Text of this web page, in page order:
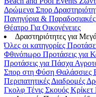
Δρώμενα Σπορ
Πανηγύρια &
Θέατρο Για Οικογένειες
Δραστηριότητες για
Όλες οι κατηγορίες
Φθινόπωρο Προτάσεις για
Προτάσεις για Πάσχα
Σπορ στη Φύση Θαλάσσιες
Περιπατητικές Διαδρομές
Γκολφ Τένις Σκουός Κρίκετ